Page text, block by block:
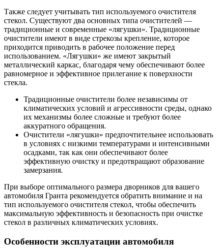
Также следует учитывать тип используемого очистителя
стекол. Существуют два основных типа очистителей —
традиционные и современные «лягушки». Традиционные
очистители имеют в виде стрекозы крепление, которое
приходится приводить в рабочее положение перед
использованием. «Лягушки» же имеют закрытый
металлический каркас, благодаря чему обеспечивают более
равномерное и эффективное прилегание к поверхности
стекла.
Традиционные очистители более независимы от
климатических условий и агрессивности среды, однако
их механизмы более сложные и требуют более
аккуратного обращения.
Очистители «лягушки» предпочтительнее использовать
в условиях с низкими температурами и интенсивными
осадками, так как они обеспечивают более
эффективную очистку и предотвращают образование
замерзания.
При выборе оптимального размера дворников для вашего
автомобиля Гранта рекомендуется обратить внимание и на
тип используемого очистителя стекол, чтобы обеспечить
максимальную эффективность и безопасность при очистке
стекол в различных климатических условиях.
Особенности эксплуатации автомобиля